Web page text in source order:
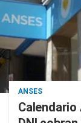
ANSES
Calendario